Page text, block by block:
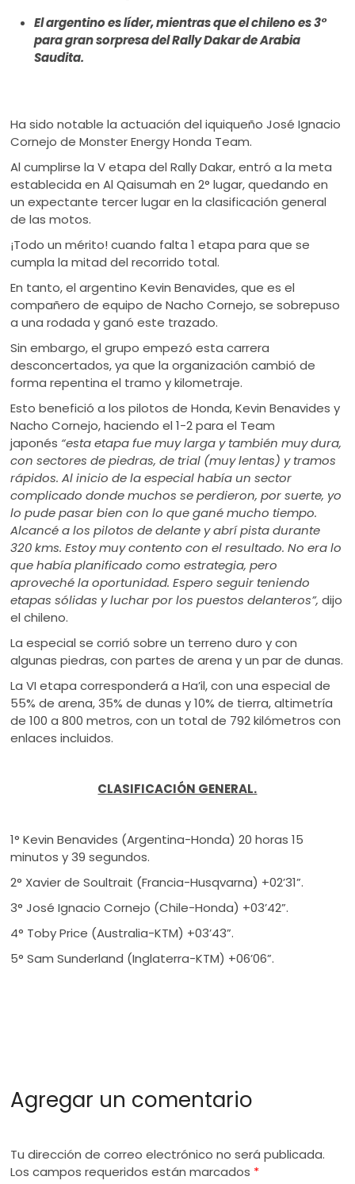
ú
El argentino es líder, mientras que el chileno es 3°
para gran sorpresa del Rally Dakar de Arabia
Saudita.
Ha sido notable la actuación del iquiqueño José Ignacio
Cornejo de Monster Energy Honda Team.
Al cumplirse la V etapa del Rally Dakar, entró a la meta
establecida en Al Qaisumah en 2° lugar, quedando en
un expectante tercer lugar en la clasificación general
de las motos.
¡Todo un mérito! cuando falta 1 etapa para que se
cumpla la mitad del recorrido total.
En tanto, el argentino Kevin Benavides, que es el
compañero de equipo de Nacho Cornejo, se sobrepuso
a una rodada y ganó este trazado.
Sin embargo, el grupo empezó esta carrera
desconcertados, ya que la organización cambió de
forma repentina el tramo y kilometraje.
Esto benefició a los pilotos de Honda, Kevin Benavides y
Nacho Cornejo, haciendo el 1-2 para el Team
japonés “esta etapa fue muy larga y también muy dura,
con sectores de piedras, de trial (muy lentas) y tramos
rápidos. Al inicio de la especial había un sector
complicado donde muchos se perdieron, por suerte, yo
lo pude pasar bien con lo que gané mucho tiempo.
Alcancé a los pilotos de delante y abrí pista durante
320 kms. Estoy muy contento con el resultado. No era lo
que había planificado como estrategia, pero
aproveché la oportunidad. Espero seguir teniendo
etapas sólidas y luchar por los puestos delanteros”, dijo
el chileno.
La especial se corrió sobre un terreno duro y con
algunas piedras, con partes de arena y un par de dunas.
La VI etapa corresponderá a Ha’il, con una especial de
55% de arena, 35% de dunas y 10% de tierra, altimetría
de 100 a 800 metros, con un total de 792 kilómetros con
enlaces incluidos.
CLASIFICACIÓN GENERAL.
1° Kevin Benavides (Argentina-Honda) 20 horas 15
minutos y 39 segundos.
2° Xavier de Soultrait (Francia-Husqvarna) +02’31”.
3° José Ignacio Cornejo (Chile-Honda) +03’42”.
4° Toby Price (Australia-KTM) +03’43”.
5° Sam Sunderland (Inglaterra-KTM) +06’06”.
Agregar un comentario
Tu dirección de correo electrónico no será publicada.
Los campos requeridos están marcados *